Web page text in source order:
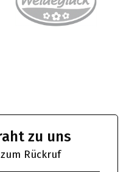
zu uns
Rückruf